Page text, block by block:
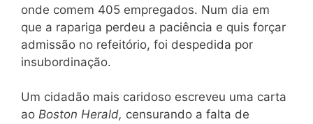
onde comem 405 empregados. Num dia em
que a rapariga perdeu a paciência e quis forçar
admissão no refeitório, foi despedida por
insubordinação.
Um cidadão mais caridoso escreveu uma carta
ao Boston Herald, censurando a falta de